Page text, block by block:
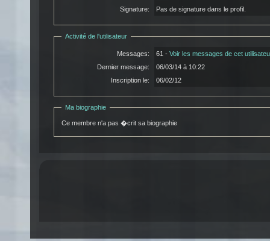
Signature:
Pas de signature dans le profil.
Activité de l'utilisateur
Messages: 61 - Voir les messages de cet
Dernier message:
06/03/14 à 10:22
Inscription le:
06/02/12
Ma biographie
Ce membre n'a pas �crit sa biographie